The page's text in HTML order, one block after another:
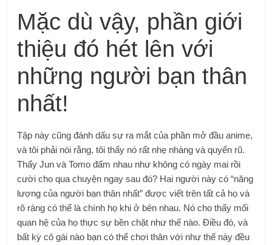
Mặc dù vậy, phần giới
thiệu đó hét lên với
những người bạn thân
nhất!
Tập này cũng đánh dấu sự ra mắt của phần mở đầu anime,
và tôi phải nói rằng, tôi thấy nó rất nhẹ nhàng và quyến rũ.
Thấy Jun và Tomo đấm nhau như không có ngày mai rồi
cười cho qua chuyện ngay sau đó? Hai người này có “năng
lượng của người bạn thân nhất” được viết trên tất cả họ và
rõ ràng có thể là chính họ khi ở bên nhau. Nó cho thấy mối
quan hệ của họ thực sự bền chặt như thế nào. Điều đó, và
bất kỳ cô gái nào bạn có thể chơi thân với như thế này đều